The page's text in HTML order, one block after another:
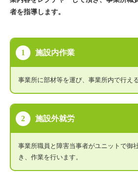
者を指導します。
施設内作業
事業所に部材等を運び、事業所内で行え
施設外就労
事業所職員と障害当事者がユニットで御
き、作業を行います。